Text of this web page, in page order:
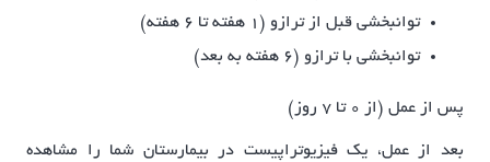
توانبخشی قبل از ترازو (1 هفته تا 6 هفته)
توانبخشی با ترازو (6 هفته به بعد)
پس از عمل (از ۰ تا ۷ روز)
بعد از عمل، یک فیزیوتراپیست در بیمارستان شما را مشاهده